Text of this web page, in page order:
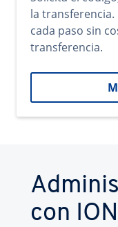
la transferencia.
cada paso sin
transferencia.
con